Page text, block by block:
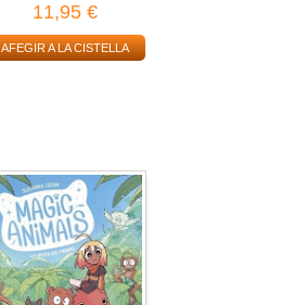
11,95 €
AFEGIR A LA CISTELLA